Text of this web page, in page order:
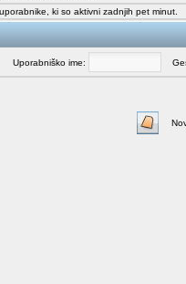
ki so aktivni zadnjih pet minut.
Uporabniško ime: